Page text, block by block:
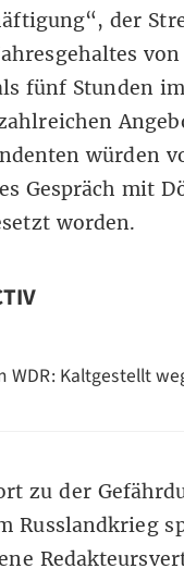
der
fünf Stunden
würden
Gespräch mit
worden.
WDR: Kaltgestellt
zu der
Russlandkrieg